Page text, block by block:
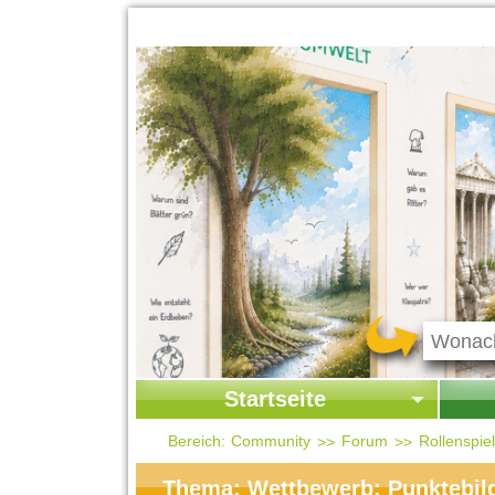
Startseite
Startseite
Kontakt
Bereich: Community Forum
Thema: Wettbewerb: